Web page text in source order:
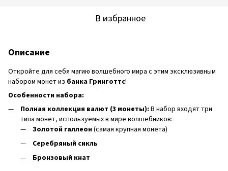
В избранное
Описание
Откройте для себя магию волшебного мира с этим эксклюзивным
набором монет из банка Гринготтс!
Особенности набора:
Полная коллекция валют (3 монеты): В набор входят три
типа монет, используемых в мире волшебников:
Золотой галлеон(самая крупная монета)
Серебряный сикль
Бронзовый кнат